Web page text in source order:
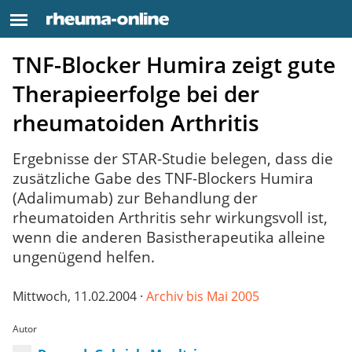
TNF-Blocker Humira zeigt gute
Therapieerfolge bei der
rheumatoiden Arthritis
Ergebnisse der STAR-Studie belegen, dass die
zusätzliche Gabe des TNF-Blockers Humira
(Adalimumab) zur Behandlung der
rheumatoiden Arthritis sehr wirkungsvoll ist,
wenn die anderen Basistherapeutika alleine
ungenügend helfen.
Mittwoch, 11.02.2004 · Archiv bis Mai 2005
Autor